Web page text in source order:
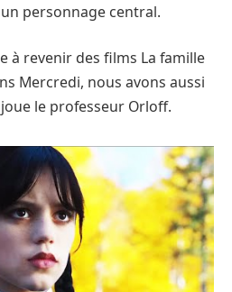
personnage central.
à revenir des films La famille
Mercredi, nous avons aussi
le professeur Orloff.